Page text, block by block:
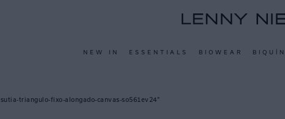
NEW IN ESSENTIALS BIOWEAR
sutia-triangulo-fixo-alongado-canvas-so561ev24